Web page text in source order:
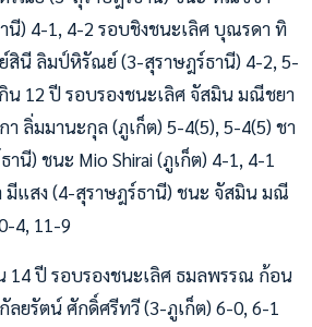
นี) 4-1, 4-2 รอบชิงชนะเลิศ บุณรดา ทิ
สินี ลิมป์หิรัณย์ (3-สุราษฎร์ธานี) 4-2, 5-
น 12 ปี รอบรองชนะเลิศ จัสมิน มณีชยา
า ลิ่มมานะกุล (ภูเก็ต) 5-4(5), 5-4(5) ชา
นี) ชนะ Mio Shirai (ภูเก็ต) 4-1, 4-1
มีแสง (4-สุราษฎร์ธานี) ชนะ จัสมิน มณี
4, 11-9
14 ปี รอบรองชนะเลิศ ธมลพรรณ ก้อน
ลยรัตน์ ศักดิ์ศรีทวี (3-ภูเก็ต) 6-0, 6-1